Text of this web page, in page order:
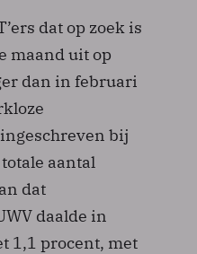
dat op zoek is
maand uit op
dan in februari
bij
aantal
dat
daalde in
1,1 procent, met